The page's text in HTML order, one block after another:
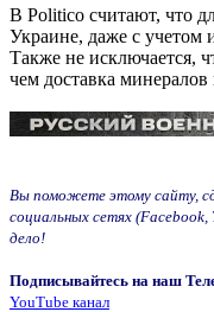
В Politico считают, что
Украине, даже с
Также не исключается,
чем доставка
Вы поможете этому сайту,
социальных сетях
дело!
Подписывайтесь на наш
YouTube канал